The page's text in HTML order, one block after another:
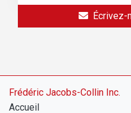
Écrivez-
Frédéric Jacobs-Collin Inc.
Accueil